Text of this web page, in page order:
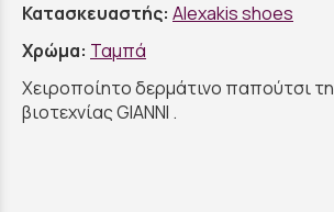
Κατασκευαστής: Alexakis shoes
Χρώμα: Ταμπά
Χειροποίητο δερμάτινο παπούτσι
βιοτεχνίας GIANNI .